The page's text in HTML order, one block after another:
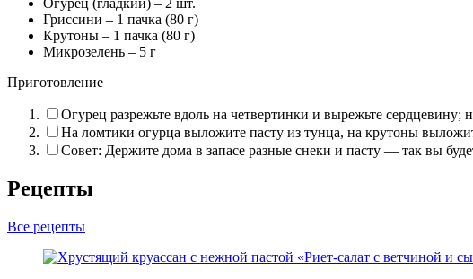
Огурец (гладкий) – 2 шт.
Гриссини – 1 пачка (80 г)
Крутоны – 1 пачка (80 г)
Микрозелень – 5 г
Приготовление
Огурец разрежьте вдоль на четвертинки и вырежьте
На ломтики огурца выложите пасту из тунца, на крутоны
Совет: Держите дома в запасе разные снеки и пасту — так вы
Рецепты
Все рецепты